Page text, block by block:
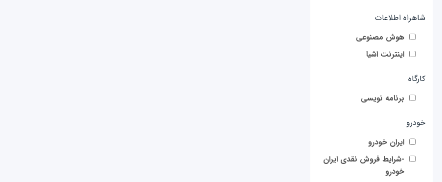
شاهراه اطلاعات
هوش مصنوعی
اینترنت اشیا
کارگاه
برنامه نویسی
خودرو
ایران خودرو
-شرایط فروش نقدی ایران
خودرو